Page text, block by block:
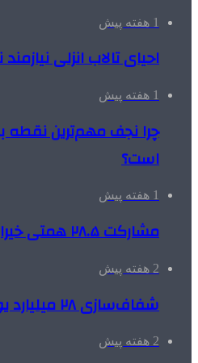
1 هفته پیش
احیای تالاب انزلی
1 هفته پیش
چرا نجف مهم‌ترین نقطه
است؟
1 هفته پیش
مشارکت ۲۸.۵ همتی خیران در مدرسه‌سازی
2 هفته پیش
شفاف‌سازی ۲۸ میلیارد یورو تعهدات ارزی
2 هفته پیش